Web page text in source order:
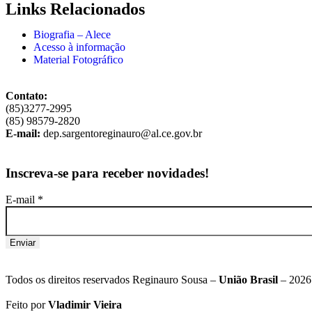
Links Relacionados
Biografia – Alece
Acesso à informação
Material Fotográfico
Contato:
(85)3277-2995
(85) 98579-2820
E-mail: dep.sargentoreginauro@al.ce.gov.br
Inscreva-se para receber novidades!
E-mail *
Enviar
Todos os direitos reservados Reginauro Sousa – União Brasil –
Feito porVladimir Vieira